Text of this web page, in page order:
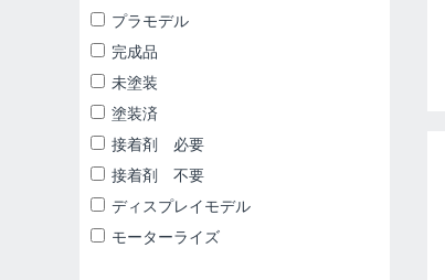
2025年10月
2025年11月
2025年12月
2025年1月
2025年2月
2025年3月
2025年4月
2025年5月
プラモデル
完成品
未塗装
塗装済
接着剤 必要
接着剤 不要
ディスプレイモデル
モーターライズ